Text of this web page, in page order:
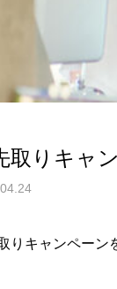
取りキャ
りキャンペーン